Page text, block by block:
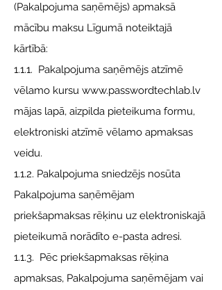
(Pakalpojuma saņēmējs) apmaksā
mācību maksu Līgumā noteiktajā
kārtībā:
1.1.1. Pakalpojuma saņēmējs atzīmē
vēlamo kursu www.passwordtechlab.lv
mājas lapā, aizpilda pieteikuma formu,
elektroniski atzīmē vēlamo apmaksas
veidu.
1.1.2. Pakalpojuma sniedzējs nosūta
Pakalpojuma saņēmējam
priekšapmaksas rēķinu uz elektroniskajā
pieteikumā norādīto e-pasta adresi.
1.1.3. Pēc priekšapmaksas rēķina
apmaksas, Pakalpojuma saņēmējam vai